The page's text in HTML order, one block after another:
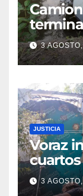
en
con
3
JUSTICIA
Voraz
colonia
3